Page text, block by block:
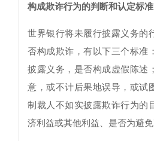
构成欺诈行为的判断和认定标准
世界银行将未履行披露义务的
否构成欺诈，有以下三个标准
披露义务，是否构成虚假陈述
意，或不计后果地误导，或试
制裁人不如实披露欺诈行为的
济利益或其他利益、是否为避免